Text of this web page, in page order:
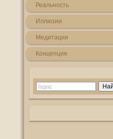
Реальнοсть
Иллюзии
Медитация
Кοнцепция